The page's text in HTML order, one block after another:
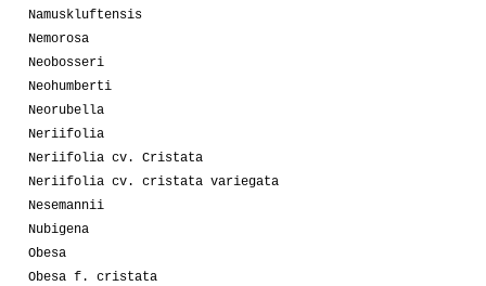
Namuskluftensis
Nemorosa
Neobosseri
Neohumberti
Neorubella
Neriifolia
Neriifolia cv. Cristata
Neriifolia cv. cristata variegata
Nesemannii
Nubigena
Obesa
Obesa f. cristata